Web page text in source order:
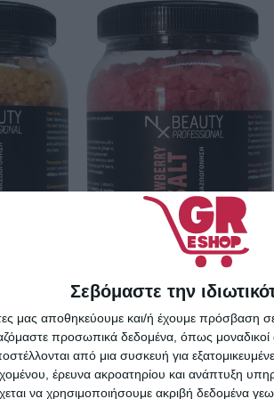
Σεβόμαστε την
μας αποθηκεύουμε και/ή έχουμε πρόσβαση
προσωπικά δεδομένα, όπως μοναδικοί
από μια συσκευή για
έρευνα ακροατηρίου και ανάπτυξη
να χρησιμοποιήσουμε ακριβή δεδομένα
NX Beauty
Professional Άλατα
Μπάνιου σε
Κρυστάλλους 1000gr